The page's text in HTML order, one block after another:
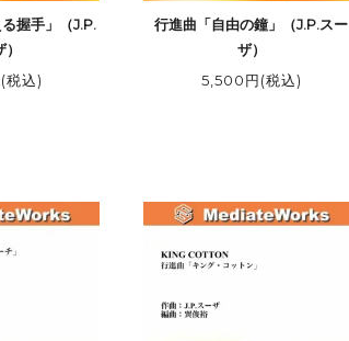
握手」（J.P.
込)
行進曲「自由の鐘」（J.P.スー
ザ）
5,500円(税込)